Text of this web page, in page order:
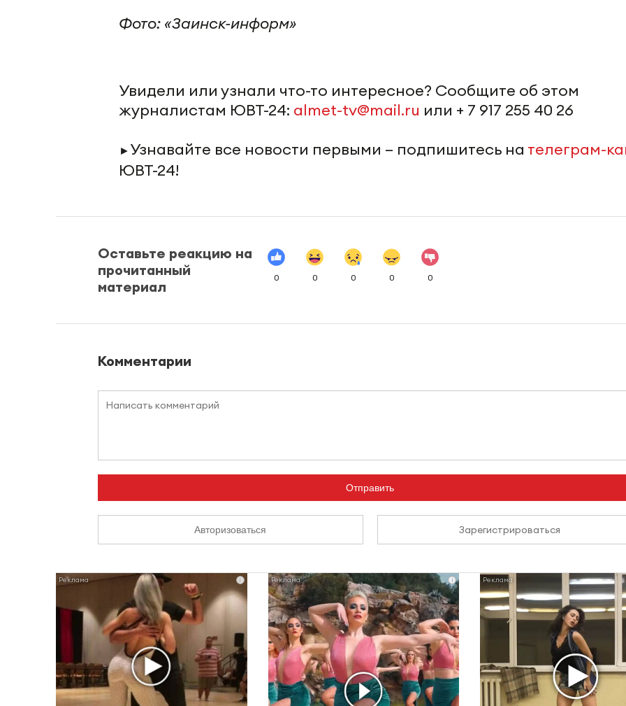
Фото: «Заинск-информ»
Увидели или узнали что-то интересное? Сообщите об этом
журналистам ЮВТ-24: almet-tv@mail.ru или + 7 917 255 40 26
► Узнавайте все новости первыми – подпишитесь на телеграм-
ЮВТ-24!
Оставьте реакцию на
прочитанный
материал
0 0 0 0 0
Комментарии
Отправить
Авторизоваться Зарегистрироваться
i i